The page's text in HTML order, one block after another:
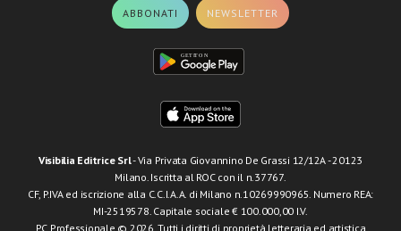
ABBONATI NEWSLETTER
Visibilia Editrice Srl- Via Privata Giovannino De Grassi 12/12A - 20123
Milano. Iscritta al ROC con il n.37767.
CF, P.IVA ed iscrizione alla C.C.I.A.A. di Milano n.10269990965. Numero REA:
MI-2519578. Capitale sociale € 100.000,00 I.V.
PC Professionale © 2026. Tutti i diritti di proprietà letteraria ed artistica